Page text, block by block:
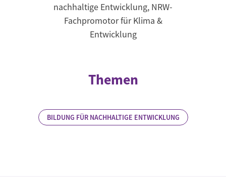
nachhaltige Entwicklung, NRW-
Fachpromotor für Klima &
Entwicklung
Themen
BILDUNG FÜR NACHHALTIGE ENTWICKLUNG